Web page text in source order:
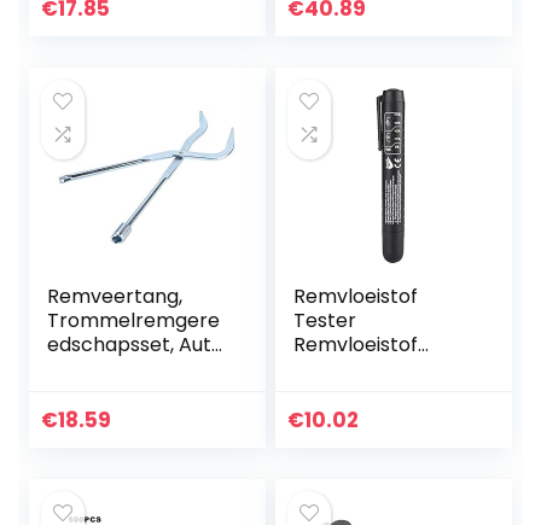
Lange Nek
€17.85
Goggles
€40.89
Remveertang,
Trommelremgere
edschapsset, Auto
Installatietang
€18.59
Remvloeistof
Tester
Remvloeistof
Testing Tool voor
€10.02